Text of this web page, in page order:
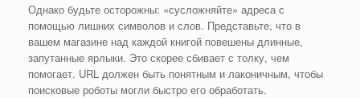
Однако будьте осторожны: «сусложняйте» адреса с
помощью лишних символов и слов. Представьте, что в
вашем магазине над каждой книгой повешены длинные,
запутанные ярлыки. Это скорее сбивает с толку, чем
помогает. URL должен быть понятным и лаконичным, чтобы
поисковые роботы могли быстро его обработать.